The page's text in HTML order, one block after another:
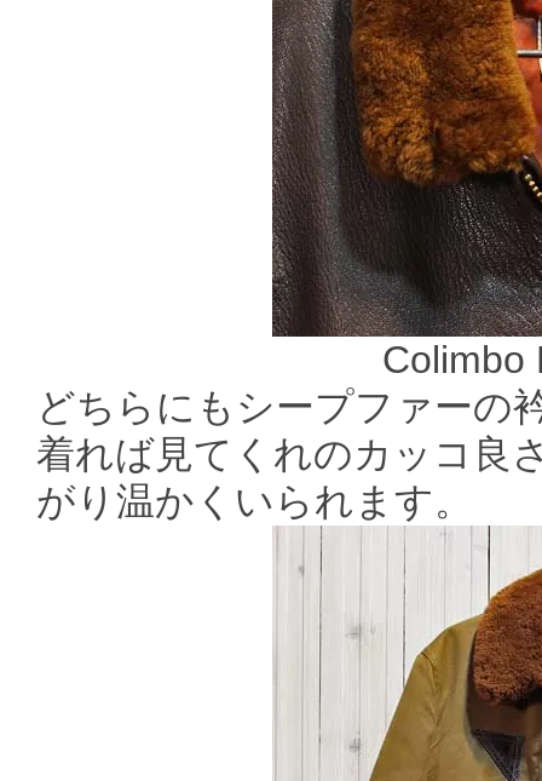
Colimbo
どちらにもシープファーの
着れば見てくれのカッコ良
がり温かくいられます。